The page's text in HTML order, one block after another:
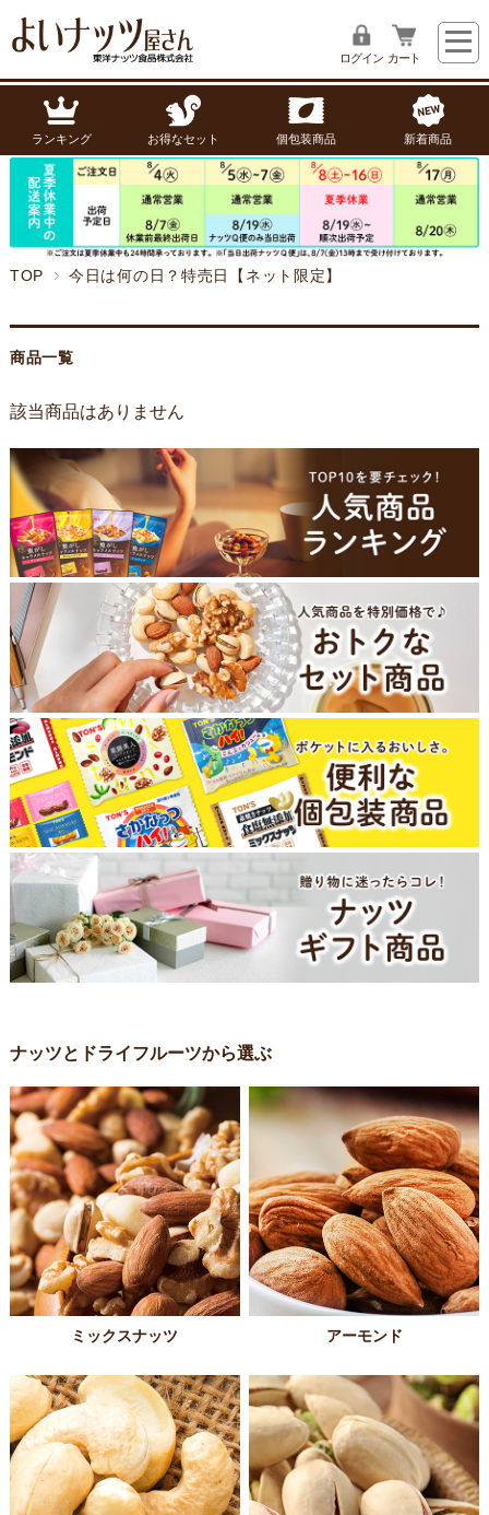
ログイン カート
ランキング お得なセット 個包装商品 新着商品
TOP 今日は何の日？特売日【ネット限定】
商品一覧
該当商品はありません
ナッツとドライフルーツから選ぶ
ミックスナッツ アーモンド